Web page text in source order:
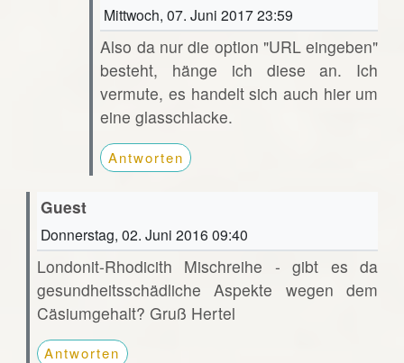
Mittwoch, 07. Juni 2017 23:59
Also da nur die option "URL eingeben"
besteht, hänge ich diese an. Ich
vermute, es handelt sich auch hier um
eine glasschlacke.
Antworten
Guest
Donnerstag, 02. Juni 2016 09:40
Londonit-Rhodicith Mischreihe - gibt es da
gesundheitsschädliche Aspekte wegen dem
Cäsiumgehalt? Gruß Hertel
Antworten